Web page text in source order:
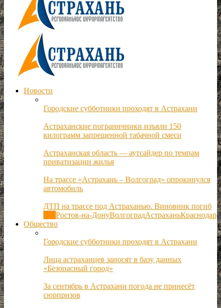
Новости
Городские субботники проходят в Астрахани
Астраханские пограничники изъяли 150
килограмм запрещенной табачной смеси
Астраханская область — аутсайдер по темпам
приватизации жилья
На трассе «Астрахань – Волгоград» опрокинулся
автомобиль
ДТП на трассе под Астраханью. Виновник погиб
Ростов-на-ДонуВолгоградАстраханьКраснодар
Общество
Городские субботники проходят в Астрахани
Лица астраханцев заносят в базу данных
«Безопасный город»
За сентябрь в Астрахани погода не принесёт
сюрпризов